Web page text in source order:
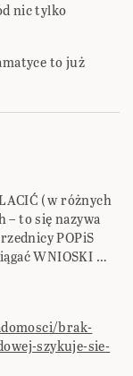
nic tylko
to już
( w różnych
– to się nazywa
POPiS
WNIOSKI …
brak-
szykuje-sie-